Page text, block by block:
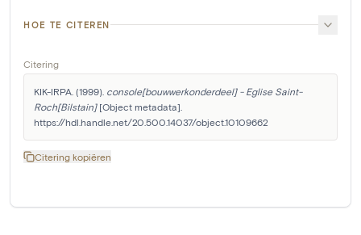
HOE TE CITEREN
Citering
KIK-IRPA. (1999). console[bouwwerkonderdeel] - Eglise Saint-
Roch[Bilstain] [Object metadata].
https://hdl.handle.net/20.500.14037/object.10109662
Citering kopiëren